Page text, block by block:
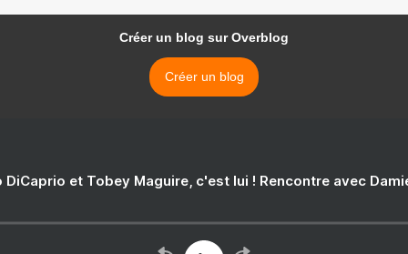
Créer un blog sur Overblog
Créer un blog
DiCaprio et Tobey Maguire, c'est lui ! Rencontre avec